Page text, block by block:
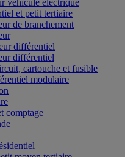
véhicule électrique
et petit tertiaire
de branchement
différentiel
différentiel
cartouche et fusible
modulaire
comptage